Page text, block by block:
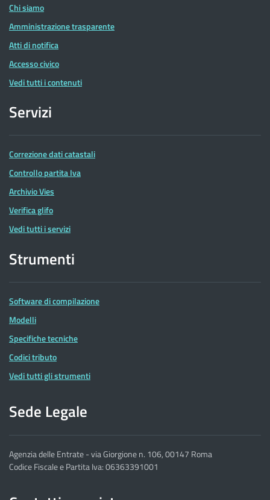
Chi siamo
Amministrazione trasparente
Atti di notifica
Accesso civico
Vedi tutti i contenuti
Servizi
Correzione dati catastali
Controllo partita Iva
Archivio Vies
Verifica glifo
Vedi tutti i servizi
Strumenti
Software di compilazione
Modelli
Specifiche tecniche
Codici tributo
Vedi tutti gli strumenti
Sede Legale
Agenzia delle Entrate - via Giorgione n. 106, 00147 Roma
Codice Fiscale e Partita Iva: 06363391001